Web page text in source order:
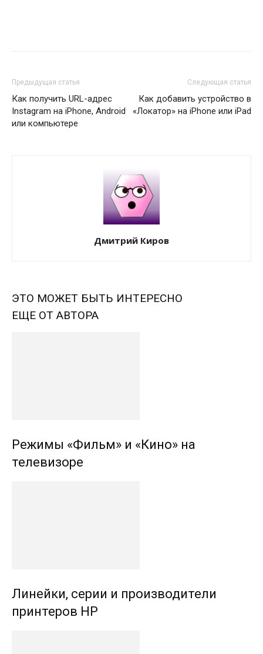
Предыдущая статья
Как получить URL-адрес
Instagram на iPhone, Android
или компьютере
Следующая статья
Как добавить устройство в
«Локатор» на iPhone или iPad
Дмитрий Киров
ЭТО МОЖЕТ БЫТЬ ИНТЕРЕСНО
ЕЩЕ ОТ АВТОРА
Режимы «Фильм» и «Кино» на
телевизоре
Линейки, серии и производители
принтеров HP